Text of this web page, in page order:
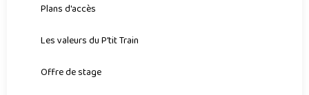
Plans d'accès
Les valeurs du P'tit Train
Offre de stage